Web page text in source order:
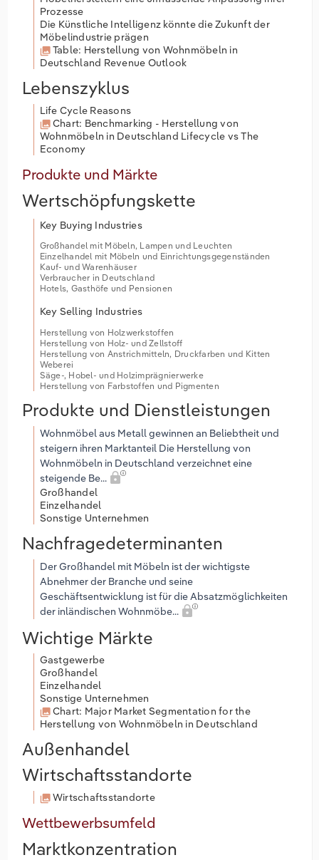
Prozesse
Die Künstliche Intelligenz könnte die Zukunft der
Möbelindustrie prägen
Table: Herstellung von Wohnmöbeln in
Deutschland Revenue Outlook
Lebenszyklus
Life Cycle Reasons
Chart: Benchmarking - Herstellung von
Wohnmöbeln in Deutschland Lifecycle vs The
Economy
Produkte und Märkte
Wertschöpfungskette
Key Buying Industries
Großhandel mit Möbeln, Lampen und Leuchten
Einzelhandel mit Möbeln und Einrichtungsgegenständen
Kauf- und Warenhäuser
Verbraucher in Deutschland
Hotels, Gasthöfe und Pensionen
Key Selling Industries
Herstellung von Holzwerkstoffen
Herstellung von Holz- und Zellstoff
Herstellung von Anstrichmitteln, Druckfarben und Kitten
Weberei
Säge-, Hobel- und Holzimprägnierwerke
Herstellung von Farbstoffen und Pigmenten
Produkte und Dienstleistungen
Wohnmöbel aus Metall gewinnen an Beliebtheit und
steigern ihren Marktanteil Die Herstellung von
Wohnmöbeln in Deutschland verzeichnet eine
steigende Be...
Großhandel
Einzelhandel
Sonstige Unternehmen
Nachfragedeterminanten
Der Großhandel mit Möbeln ist der wichtigste
Abnehmer der Branche und seine
Geschäftsentwicklung ist für die Absatzmöglichkeiten
der inländischen Wohnmöbe...
Wichtige Märkte
Gastgewerbe
Großhandel
Einzelhandel
Sonstige Unternehmen
Chart: Major Market Segmentation for the
Herstellung von Wohnmöbeln in Deutschland
Außenhandel
Wirtschaftsstandorte
Wirtschaftsstandorte
Wettbewerbsumfeld
Marktkonzentration